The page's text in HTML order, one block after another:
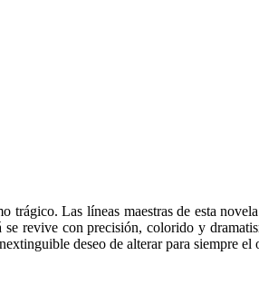
trágico. Las líneas maestras de esta
revive con precisión, colorido y
deseo de alterar para siempre el